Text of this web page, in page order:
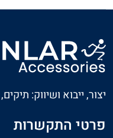
יצור, ייבוא ושיווק:
פרטי התקשרות